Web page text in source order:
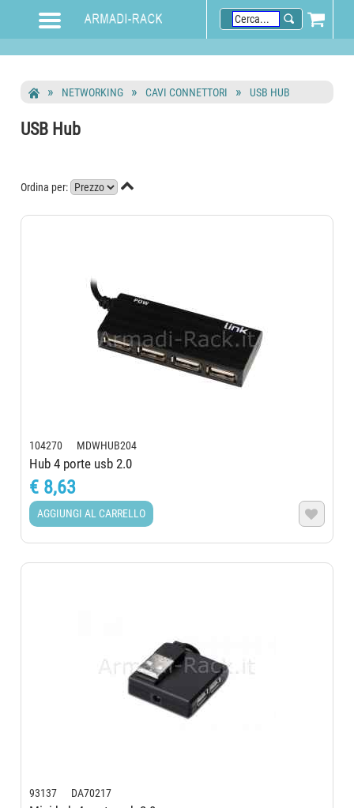
NETWORKING CAVI CONNETTORI USB HUB
USB Hub
Ordina per: 
104270 MDWHUB204
Hub 4 porte usb 2.0
€ 8,63
AGGIUNGI AL CARRELLO 
93137 DA70217